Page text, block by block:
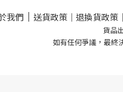
我們｜ 送貨政策｜ 退換貨政策｜
貨品
如有任何爭議，最